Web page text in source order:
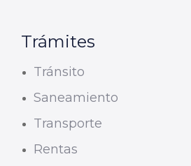
Trámites
Tránsito
Saneamiento
Transporte
Rentas